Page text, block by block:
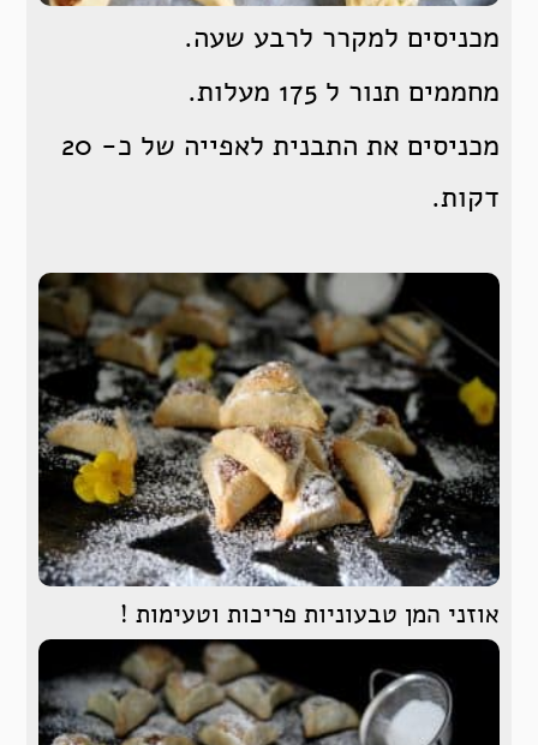
מכניסים למקרר לרבע שעה.
מחממים תנור ל 175 מעלות.
מכניסים את התבנית לאפייה של כ- 20
דקות.
אוזני המן טבעוניות פריכות וטעימות !